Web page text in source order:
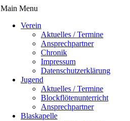
Main Menu
Verein
Aktuelles / Termine
Ansprechpartner
Chronik
Impressum
Datenschutzerklärung
Jugend
Aktuelles / Termine
Blockflötenunterricht
Ansprechpartner
Blaskapelle